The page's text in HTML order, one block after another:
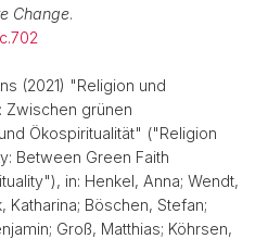
Change.
(2021) "Religion und
Zwischen grünen
Ökospiritualität" ("Religion
Between Green Faith
in: Henkel, Anna; Wendt,
Katharina; Böschen, Stefan;
Groß, Matthias; Köhrsen,